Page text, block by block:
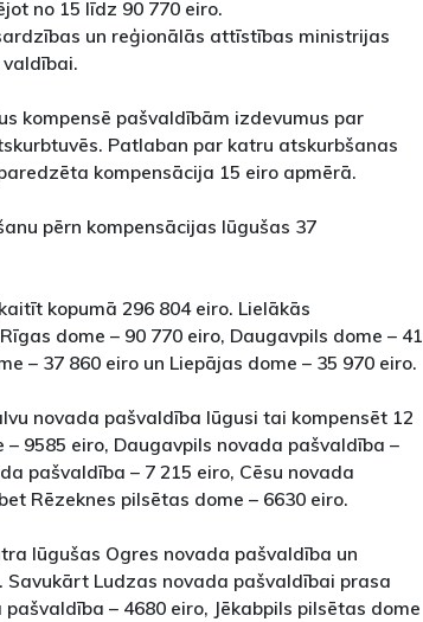
no 15 līdz 90 770 eiro.
un reģionālās attīstības ministrijas
kompensē pašvaldībām izdevumus par
Patlaban par katru atskurbšanas
kompensācija 15 eiro apmērā.
pērn kompensācijas lūgušas 37
kopumā 296 804 eiro. Lielākās
dome – 90 770 eiro, Daugavpils dome – 41
– 37 860 eiro un Liepājas dome – 35 970 eiro.
novada pašvaldība lūgusi tai kompensēt 12
– 9585 eiro, Daugavpils novada pašvaldība –
pašvaldība – 7 215 eiro, Cēsu novada
Rēzeknes pilsētas dome – 6630 eiro.
lūgušas Ogres novada pašvaldība un
Savukārt Ludzas novada pašvaldībai prasa
– 4680 eiro, Jēkabpils pilsētas dome